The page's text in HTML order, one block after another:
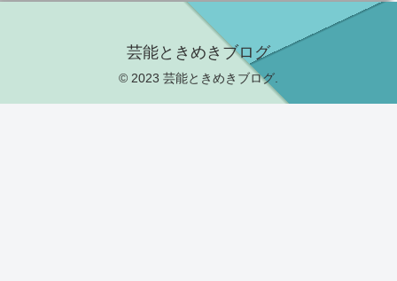
芸能ときめきブログ
© 2023 芸能ときめきブログ.